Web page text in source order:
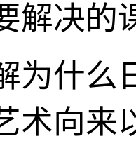
解决的
为什么
术向来